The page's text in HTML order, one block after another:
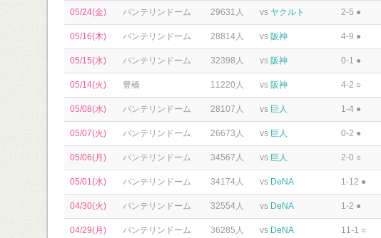
05/24(金) バンテリンドーム 29631人 vs ヤクルト 2-5 ●
05/16(木) バンテリンドーム 28814人 vs 阪神 4-9 ●
05/15(水) バンテリンドーム 32398人 vs 阪神 0-1 ●
05/14(火) 豊橋 11220人 vs 阪神 4-2 ○
05/08(水) バンテリンドーム 28107人 vs 巨人 1-4 ●
05/07(火) バンテリンドーム 26673人 vs 巨人 0-2 ●
05/06(月) バンテリンドーム 34567人 vs 巨人 2-0 ○
05/01(水) バンテリンドーム 34174人 vs DeNA 1-12 ●
04/30(火) バンテリンドーム 32554人 vs DeNA 1-2 ●
04/29(月) バンテリンドーム 36285人 vs DeNA 11-1 ○